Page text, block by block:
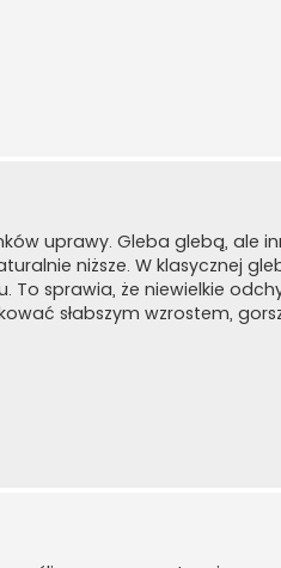
uprawy. Gleba glebą, ale
niższe. W klasycznej
To sprawia, że niewielkie
słabszym wzrostem,